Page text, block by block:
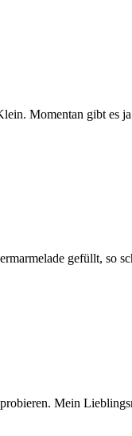
Momentan gibt es
gefüllt, so
Mein